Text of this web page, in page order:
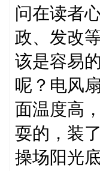
问在读者
政、发改
该是容易
呢？电风
面温度高
耍的，装
操场阳光